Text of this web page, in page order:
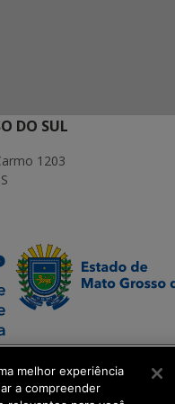
DO SUL
1203
melhor experiência
a compreender